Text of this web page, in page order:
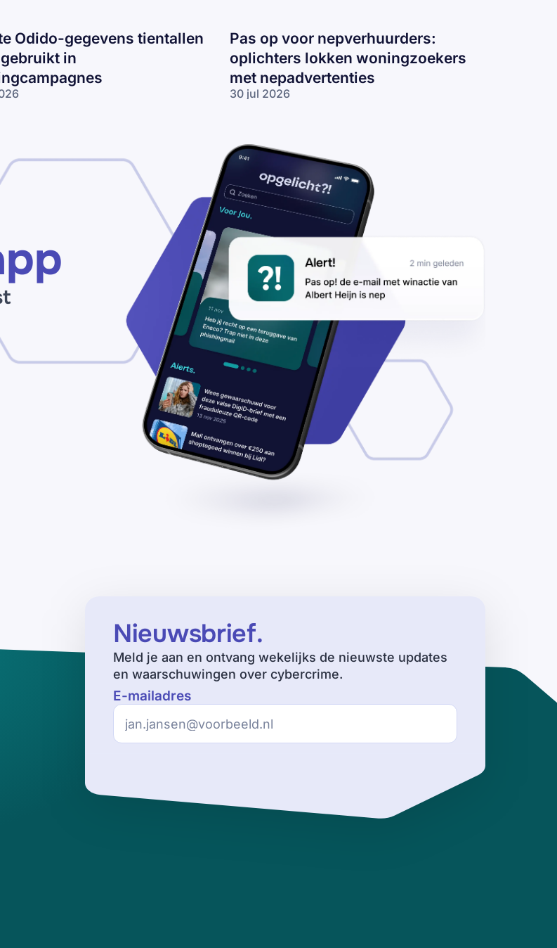
Odido-gegevens tientallen
in
Pas op voor nepverhuurders:
oplichters lokken woningzoekers
met nepadvertenties
30 jul 2026
lokken
woningzoekers
nepadvertenties
Nieuwsbrief.
Meld je aan en ontvang wekelijks de nieuwste updates
en waarschuwingen over cybercrime.
E-mailadres